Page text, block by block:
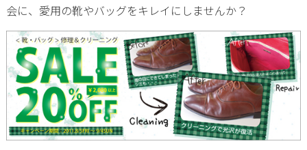
会に、愛用の靴やバッグをキレイにしませんか？